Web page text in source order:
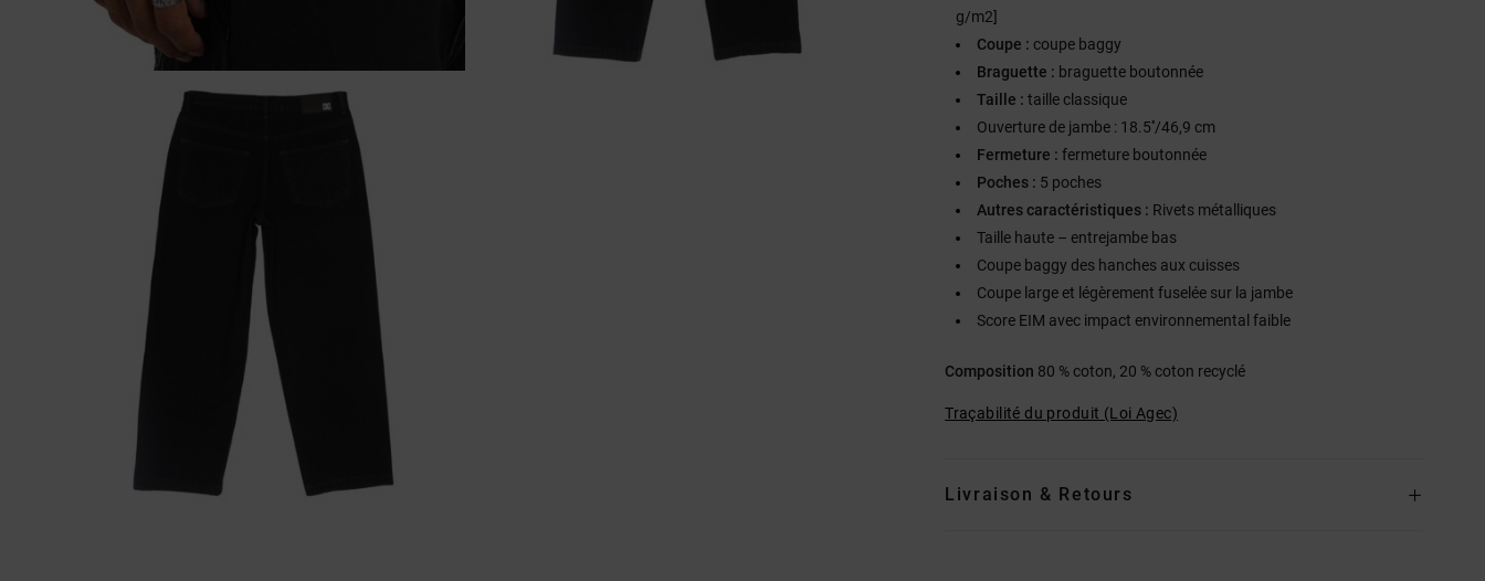
g/m2]
Coupe : coupe baggy
Braguette : braguette boutonnée
Taille : taille classique
Ouverture de jambe : 18.5''/46,9 cm
Fermeture : fermeture boutonnée
Poches : 5 poches
Autres caractéristiques : Rivets métalliques
Taille haute – entrejambe bas
Coupe baggy des hanches aux cuisses
Coupe large et légèrement fuselée sur la jambe
Score EIM avec impact environnemental faible
Composition 80 % coton, 20 % coton recyclé
Traçabilité du produit (Loi Agec)
Livraison & Retours